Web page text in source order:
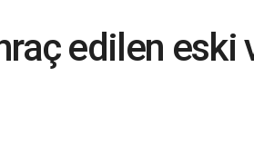
edilen eski